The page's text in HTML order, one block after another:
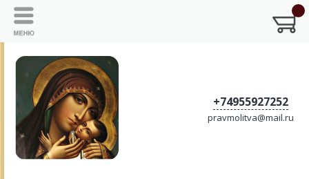
+74955927252
pravmolitva@mail.ru